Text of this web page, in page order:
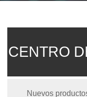
CENTRO
Nuevos